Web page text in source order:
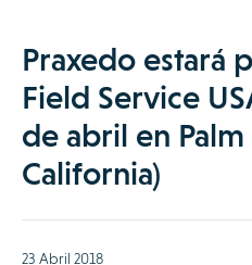
Praxedo estará
Field Service
de abril en
California)
23 Abril 2018